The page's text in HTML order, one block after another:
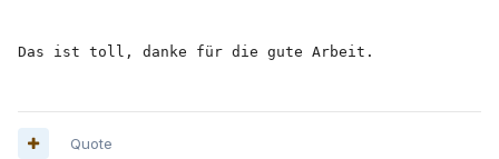
Das ist toll, danke für die gute Arbeit.
Quote